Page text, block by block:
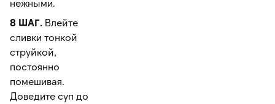
нежными.
8 ШАГ. Влейте
сливки тонкой
струйкой,
постоянно
помешивая.
Доведите суп до